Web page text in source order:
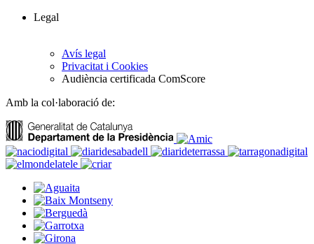
Legal
Avís legal
Privacitat i Cookies
Audiència certificada ComScore
Amb la col·laboració de: